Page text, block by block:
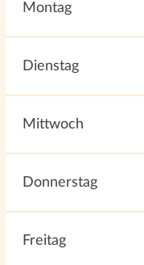
Montag
Dienstag
Mittwoch
Donnerstag
Freitag